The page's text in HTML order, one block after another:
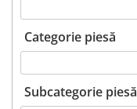
Set ambreiaj
Volantă
Angrenare roată
Categorie piesă
Subcategorie piesă